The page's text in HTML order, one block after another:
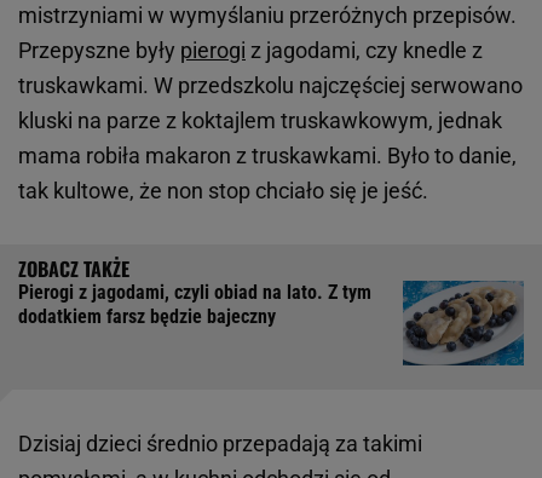
mistrzyniami w wymyślaniu przeróżnych przepisów.
Przepyszne były pierogi z jagodami, czy knedle z
truskawkami. W przedszkolu najczęściej serwowano
kluski na parze z koktajlem truskawkowym, jednak
mama robiła makaron z truskawkami. Było to danie,
tak kultowe, że non stop chciało się je jeść.
Pierogi z jagodami, czyli obiad na lato. Z tym
dodatkiem farsz będzie bajeczny
Dzisiaj dzieci średnio przepadają za takimi